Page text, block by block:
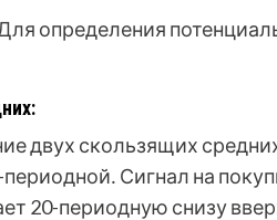
определения
двух скользящих
Сигнал на
20-периодную снизу